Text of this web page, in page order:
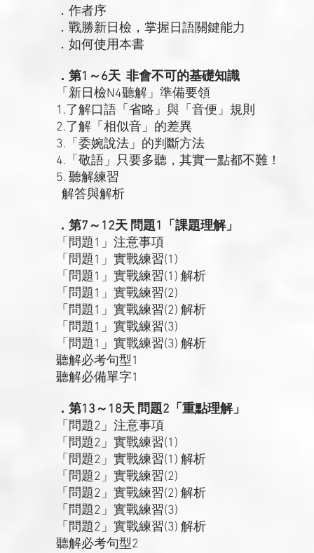
．作者序
．戰勝新日檢，掌握日語關鍵能力
．如何使用本書
．第1～6天 非會不可的基礎知識
「新日檢N4聽解」準備要領
1.了解口語「省略」與「音便」規則
2.了解「相似音」的差異
3.「委婉說法」的判斷方法
4.「敬語」只要多聽，其實一點都不難！
5. 聽解練習
解答與解析
．第7～12天 問題1「課題理解」
「問題1」注意事項
「問題1」實戰練習(1)
「問題1」實戰練習(1) 解析
「問題1」實戰練習(2)
「問題1」實戰練習(2) 解析
「問題1」實戰練習(3)
「問題1」實戰練習(3) 解析
聽解必考句型1
聽解必備單字1
．第13～18天 問題2「重點理解」
「問題2」注意事項
「問題2」實戰練習(1)
「問題2」實戰練習(1) 解析
「問題2」實戰練習(2)
「問題2」實戰練習(2) 解析
「問題2」實戰練習(3)
「問題2」實戰練習(3) 解析
聽解必考句型2